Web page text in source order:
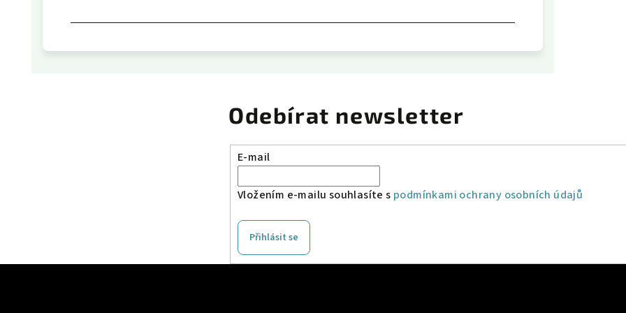
Odebírat newsletter
E-mail
Vložením e-mailu souhlasíte s podmínkami ochrany osobních údajů
Přihlásit se